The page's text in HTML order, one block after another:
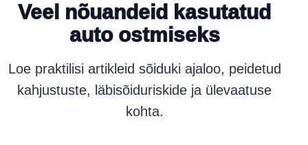
Veel nõuandeid kasutatud
auto ostmiseks
Loe praktilisi artikleid sõiduki ajaloo, peidetud
kahjustuste, läbisõiduriskide ja ülevaatuse
kohta.